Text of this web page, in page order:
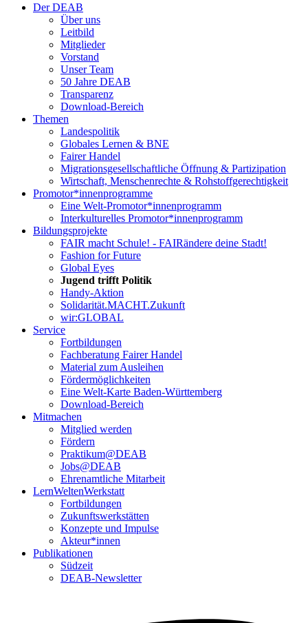
Der DEAB
Über uns
Leitbild
Mitglieder
Vorstand
Unser Team
50 Jahre DEAB
Transparenz
Download-Bereich
Themen
Landespolitik
Globales Lernen & BNE
Fairer Handel
Migrationsgesellschaftliche Öffnung & Partizipation
Wirtschaft, Menschenrechte & Rohstoffgerechtigkeit
Promotor*innen­programme
Eine Welt-Promotor*innenprogramm
Interkulturelles Promotor*innenprogramm
Bildungsprojekte
FAIR macht Schule! - FAIRändere deine Stadt!
Fashion for Future
Global Eyes
Jugend trifft Politik
Handy-Aktion
Solidarität.MACHT.Zukunft
wir:GLOBAL
Service
Fortbildungen
Fachberatung Fairer Handel
Material zum Ausleihen
Fördermöglichkeiten
Eine Welt-Karte Baden-Württemberg
Download-Bereich
Mitmachen
Mitglied werden
Fördern
Praktikum@DEAB
Jobs@DEAB
Ehrenamtliche Mitarbeit
LernWeltenWerkstatt
Fortbildungen
Zukunftswerkstätten
Konzepte und Impulse
Akteur*innen
Publikationen
Südzeit
DEAB-Newsletter